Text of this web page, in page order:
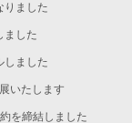
りました
ました
しました
いたします
を締結しました